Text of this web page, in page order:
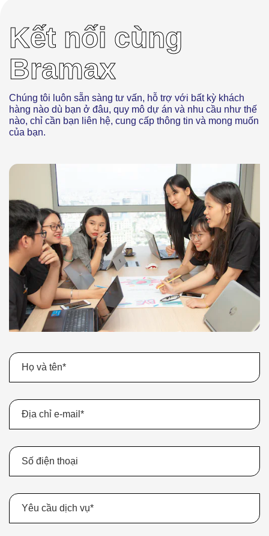
Kết nối cùng
Bramax
Chúng tôi luôn sẵn sàng tư vấn, hỗ trợ với bất kỳ khách
hàng nào dù bạn ở đâu, quy mô dự án và nhu cầu như thế
nào, chỉ cần bạn liên hệ, cung cấp thông tin và mong muốn
của bạn.